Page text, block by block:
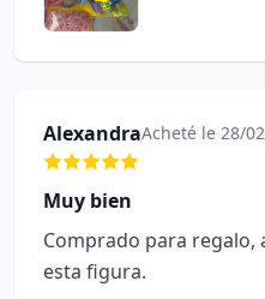
AlexandraAcheté le 28/
Muy bien
Comprado para regalo,
esta figura.